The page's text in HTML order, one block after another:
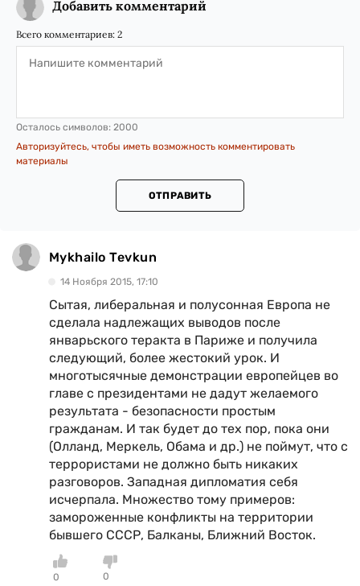
Добавить комментарий
Всего комментариев: 2
Осталось символов: 2000
Авторизуйтесь, чтобы иметь возможность комментировать
материалы
ОТПРАВИТЬ
Mykhailo Tevkun
14 Ноября 2015, 17:10
Сытая, либеральная и полусонная Европа не
сделала надлежащих выводов после
январьского теракта в Париже и получила
следующий, более жестокий урок. И
многотысячные демонстрации европейцев во
главе с президентами не дадут желаемого
результата - безопасности простым
гражданам. И так будет до тех пор, пока они
(Олланд, Меркель, Обама и др.) не поймут, что с
террористами не должно быть никаких
разговоров. Западная дипломатия себя
исчерпала. Множество тому примеров:
замороженные конфликты на территории
бывшего СССР, Балканы, Ближний Восток.
0
0